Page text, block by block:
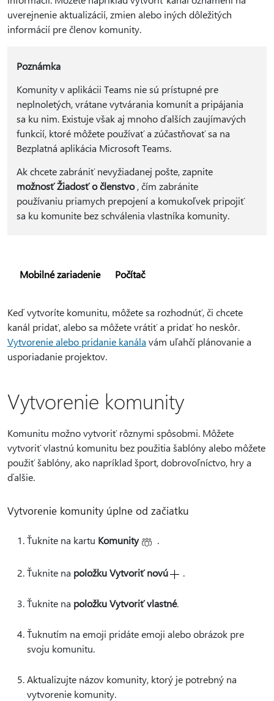
uverejnenie aktualizácií, zmien alebo iných dôležitých
informácií pre členov komunity.
Poznámka
Komunity v aplikácii Teams nie sú prístupné pre
neplnoletých, vrátane vytvárania komunít a pripájania
sa ku nim. Existuje však aj mnoho ďalších zaujímavých
funkcií, ktoré môžete používať a zúčastňovať sa na
Bezplatná aplikácia Microsoft Teams.
Ak chcete zabrániť nevyžiadanej pošte, zapnite
možnosť Žiadosť o členstvo, čím zabránite
používaniu priamych prepojení a komukoľvek pripojiť
sa ku komunite bez schválenia vlastníka komunity.
Mobilné zariadenie Počítač
Keď vytvoríte komunitu, môžete sa rozhodnúť, či chcete
kanál pridať, alebo sa môžete vrátiť a pridať ho neskôr.
Vytvorenie alebo pridanie kanála vám uľahčí plánovanie a
usporiadanie projektov.
Vytvorenie komunity
Komunitu možno vytvoriť rôznymi spôsobmi. Môžete
vytvoriť vlastnú komunitu bez použitia šablóny alebo môžete
použiť šablóny, ako napríklad šport, dobrovoľníctvo, hry a
ďalšie.
Vytvorenie komunity úplne od začiatku
Ťuknite na kartu Komunity .
Ťuknite na položku Vytvoriť novú .
Ťuknite na položku Vytvoriť vlastné.
Ťuknutím na emoji pridáte emoji alebo obrázok pre
svoju komunitu.
Aktualizujte názov komunity, ktorý je potrebný na
vytvorenie komunity.